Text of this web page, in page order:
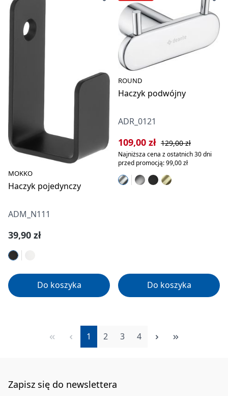
MOKKO
Haczyk pojedynczy
ADM_N111
Cena regularna:
39,90 zł
Do koszyka
ROUND
Haczyk podwójny
ADR_0121
Cena sprzedaży:
109,00 zł Cena regularna:
129,00 zł
Najniższa cena z ostatnich 30 dni
przed promocją: 99,00 zł
Do koszyka
Strona
1 Strona
2 Strona
3 Strona
4
Zapisz się do newslettera